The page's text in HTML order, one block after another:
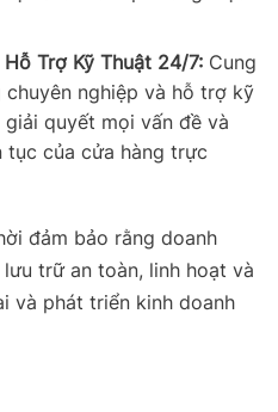
Trợ Kỹ Thuật 24/7:Cung
nghiệp và hỗ trợ kỹ
quyết mọi vấn đề và
của cửa hàng trực
đảm bảo rằng doanh
trữ an toàn, linh hoạt và
và phát triển kinh doanh